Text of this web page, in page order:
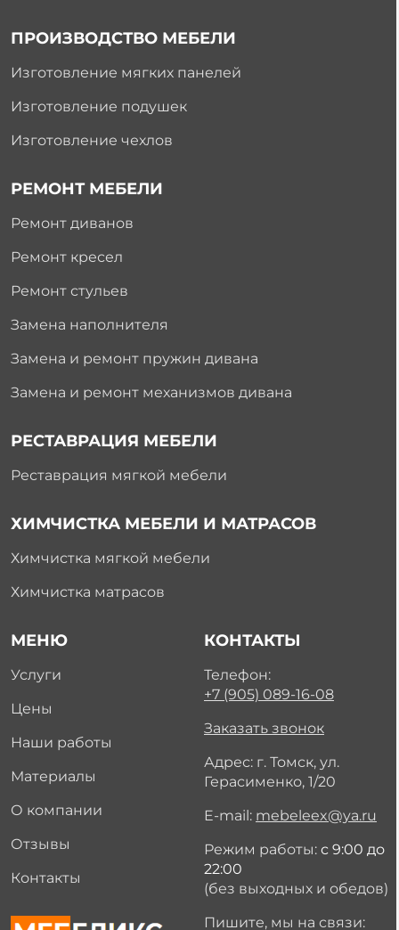
МЕНЮ
Услуги
Цены
Наши работы
Материалы
О компании
Отзывы
Контакты
ПРОИЗВОДСТВО МЕБЕЛИ
Изготовление мягких панелей
Изготовление подушек
Изготовление чехлов
РЕМОНТ МЕБЕЛИ
Ремонт диванов
Ремонт кресел
Ремонт стульев
Замена наполнителя
Замена и ремонт пружин дивана
Замена и ремонт механизмов дивана
РЕСТАВРАЦИЯ МЕБЕЛИ
Реставрация мягкой мебели
ХИМЧИСТКА МЕБЕЛИ И МАТРАСОВ
Химчистка мягкой мебели
Химчистка матрасов
КОНТАКТЫ
Телефон:
+7 (905) 089-16-08
Заказать звонок
Адрес: г. Томск, ул.
Герасименко, 1/20
E-mail: mebeleex@ya.ru
Режим работы: с 9:00 до
22:00
(без выходных и обедов)
Пишите, мы на связи: